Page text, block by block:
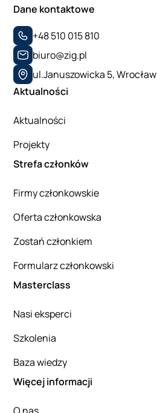
Dane kontaktowe
+48 510 015 810
biuro@zig.pl
ul.Januszowicka 5, Wrocław
Aktualności
Aktualności
Projekty
Strefa członków
Firmy członkowskie
Oferta członkowska
Zostań członkiem
Formularz członkowski
Masterclass
Nasi eksperci
Szkolenia
Baza wiedzy
Więcej informacji